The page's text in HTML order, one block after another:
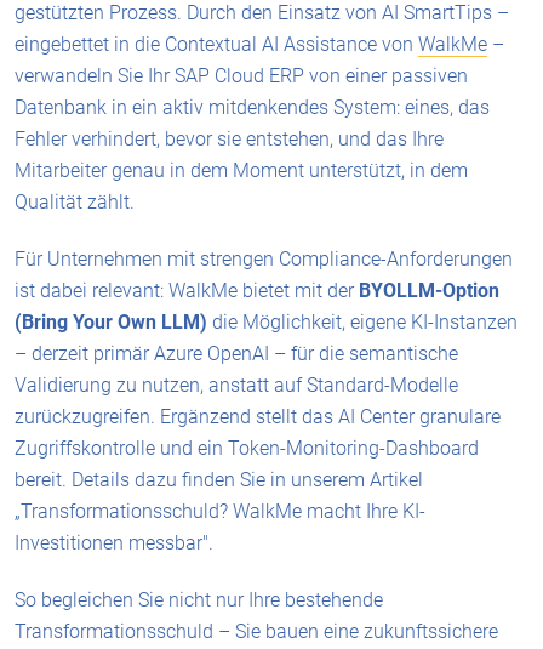
gestützten Prozess. Durch den Einsatz von AI SmartTips –
eingebettet in die Contextual AI Assistance von WalkMe –
verwandeln Sie Ihr SAP Cloud ERP von einer passiven
Datenbank in ein aktiv mitdenkendes System: eines, das
Fehler verhindert, bevor sie entstehen, und das Ihre
Mitarbeiter genau in dem Moment unterstützt, in dem
Qualität zählt.
Für Unternehmen mit strengen Compliance-Anforderungen
ist dabei relevant: WalkMe bietet mit der BYOLLM-Option
(Bring Your Own LLM) die Möglichkeit, eigene KI-Instanzen
– derzeit primär Azure OpenAI – für die semantische
Validierung zu nutzen, anstatt auf Standard-Modelle
zurückzugreifen. Ergänzend stellt das AI Center granulare
Zugriffskontrolle und ein Token-Monitoring-Dashboard
bereit. Details dazu finden Sie in unserem Artikel
„Transformationsschuld? WalkMe macht Ihre KI-
Investitionen messbar".
So begleichen Sie nicht nur Ihre bestehende
Transformationsschuld – Sie bauen eine zukunftssichere